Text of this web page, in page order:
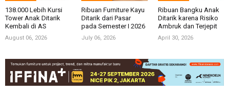
138.000 Lebih Kursi
Tower Anak Ditarik
Kembali di AS
August 06, 2026
Ribuan Furniture Kayu
Ditarik dari Pasar
pada Semester I 2026
July 06, 2026
Ribuan Bangku Anak
Ditarik karena Risiko
Ambruk dan Terjepit
April 30, 2026